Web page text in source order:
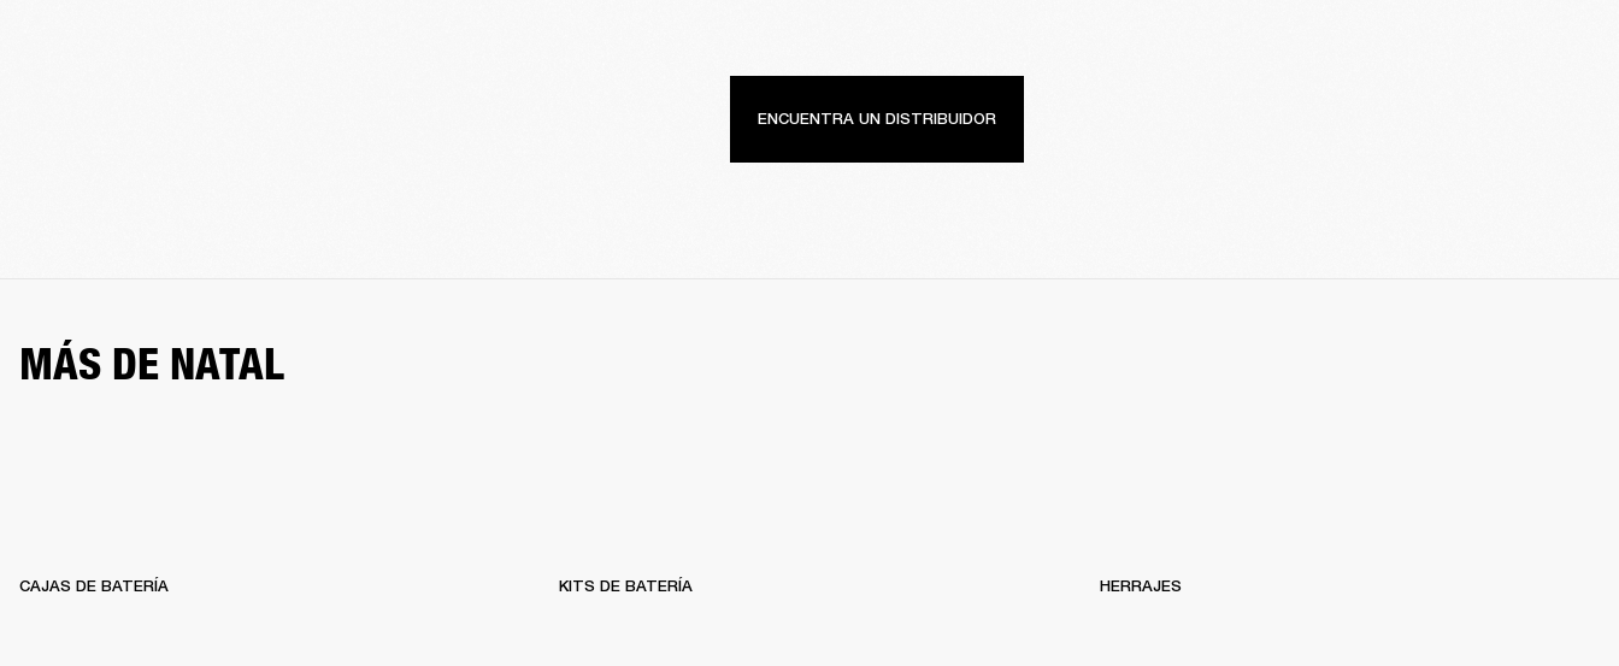
ENCUENTRA UN DISTRIBUIDOR
MÁS DE NATAL
CAJAS DE BATERÍA KITS DE BATERÍA HERRAJES